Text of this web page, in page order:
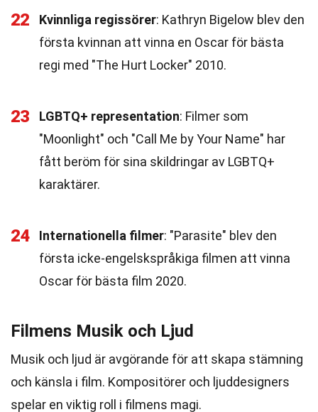
22 Kvinnliga regissörer: Kathryn Bigelow blev den
första kvinnan att vinna en Oscar för bästa
regi med "The Hurt Locker" 2010.
23 LGBTQ+ representation: Filmer som
"Moonlight" och "Call Me by Your Name" har
fått beröm för sina skildringar av LGBTQ+
karaktärer.
24 Internationella filmer: "Parasite" blev den
första icke-engelskspråkiga filmen att vinna
Oscar för bästa film 2020.
Filmens Musik och Ljud
Musik och ljud är avgörande för att skapa stämning
och känsla i film. Kompositörer och ljuddesigners
spelar en viktig roll i filmens magi.